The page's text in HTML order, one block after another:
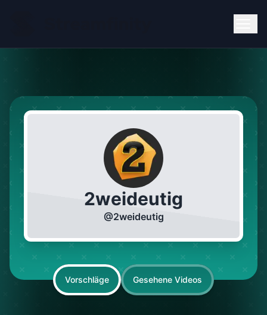
2weideutig
@2weideutig
Vorschläge Gesehene Videos